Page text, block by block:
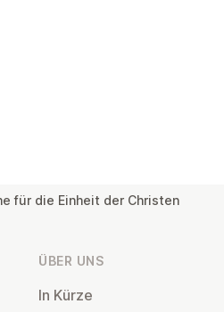
für die Einheit der Christen
ÜBER UNS
In Kürze